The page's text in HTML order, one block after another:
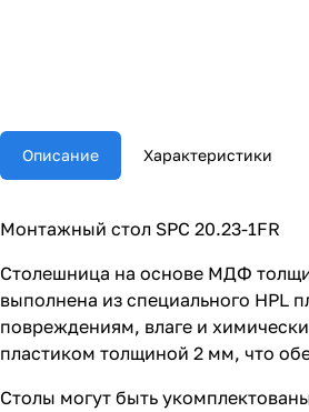
Описание Характеристики
Монтажный стол SPC 20.23-1FR
Столешница на основе МДФ
выполнена из специального HPL
повреждениям, влаге и
пластиком толщиной 2 мм, что
Столы могут быть